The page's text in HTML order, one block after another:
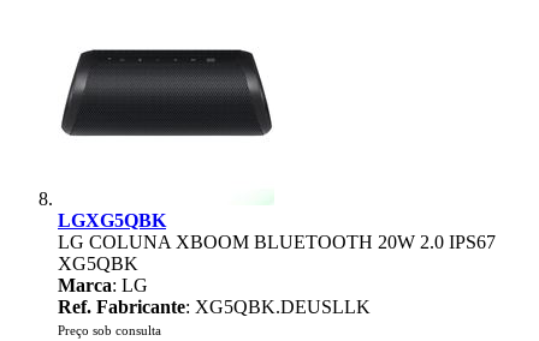
LGXG5QBK
LG COLUNA XBOOM BLUETOOTH 20W 2.0 IPS67
XG5QBK
Marca: LG
Ref. Fabricante: XG5QBK.DEUSLLK
Preço sob consulta